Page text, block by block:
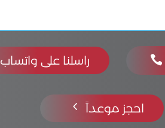
 راسلنا على واتساب
احجز موعداً 4